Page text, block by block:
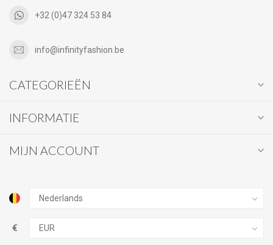
+32 (0)47 324 53 84
info@infinityfashion.be
CATEGORIEËN
INFORMATIE
MIJN ACCOUNT
€